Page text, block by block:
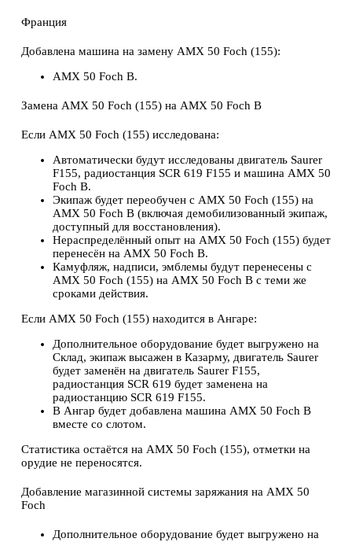
Франция
Добавлена машина на замену AMX 50 Foch (155):
AMX 50 Foch B.
Замена AMX 50 Foch (155) на AMX 50 Foch В
Если AMX 50 Foch (155) исследована:
Автоматически будут исследованы двигатель Saurer
F155, радиостанция SCR 619 F155 и машина AMX 50
Foch В.
Экипаж будет переобучен с AMX 50 Foch (155) на
AMX 50 Foch В (включая демобилизованный экипаж,
доступный для восстановления).
Нераспределённый опыт на AMX 50 Foch (155) будет
перенесён на AMX 50 Foch В.
Камуфляж, надписи, эмблемы будут перенесены с
AMX 50 Foch (155) на AMX 50 Foch В с теми же
сроками действия.
Если AMX 50 Foch (155) находится в Ангаре:
Дополнительное оборудование будет выгружено на
Склад, экипаж высажен в Казарму, двигатель Saurer
будет заменён на двигатель Saurer F155,
радиостанция SCR 619 будет заменена на
радиостанцию SCR 619 F155.
В Ангар будет добавлена машина AMX 50 Foch В
вместе со слотом.
Статистика остаётся на AMX 50 Foch (155), отметки на
орудие не переносятся.
Добавление магазинной системы заряжания на AMX 50
Foch
Дополнительное оборудование будет выгружено на